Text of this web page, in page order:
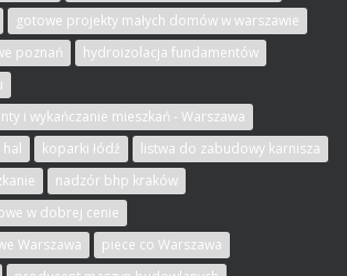
gotowe projekty małych domów w warszawie
poznań
hydroizolacja fundamentów
i wykańczanie mieszkań - Warszawa
koparki łódź
listwa do zabudowy karnisza
nadzór bhp kraków
w dobrej cenie
Warszawa
piece co Warszawa